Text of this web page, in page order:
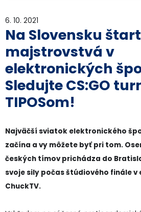
6. 10. 2021
Na Slovensku
majstrovstvá v
elektronických
Sledujte CS:GO
TIPOSom!
Najväčší sviatok elektronického
začína a vy môžete byť pri tom.
českých tímov prichádza do
svoje sily počas štúdiového finále
ChuckTV.